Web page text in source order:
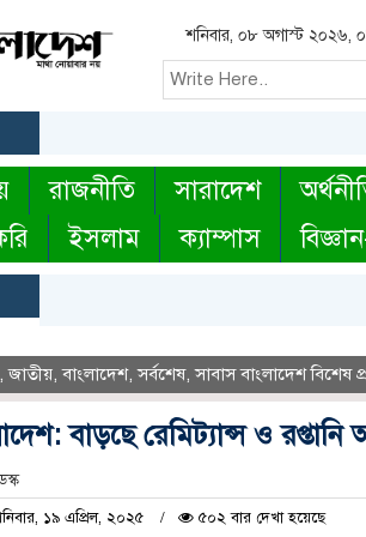
শনিবার, ০৮ অগাস্ট ২০২৬,
রাজনীতি সারাদেশ
ইসলাম ক্যাম্পাস
,জাতীয়,বাংলাদেশ,সর্বশেষ,সাবাস বাংলাদেশ বিশেষ
বাড়ছে রেমিট্যান্স ও
১৯ এপ্রিল, ২০২৫ ৫০২ বার দেখা হয়েছে